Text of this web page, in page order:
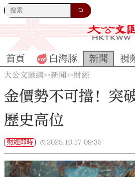
首頁 白海豚 新聞 視
大公文匯網>>新聞>>財經
金價勢不可擋！突
歷史高位
財經即時 2025.10.17 09:35